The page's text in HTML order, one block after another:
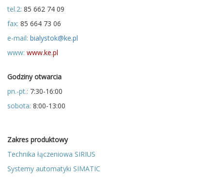
tel.2: 85 662 74 09
fax: 85 664 73 06
e-mail: bialystok@ke.pl
www: www.ke.pl
Godziny otwarcia
pn.-pt.: 7:30-16:00
sobota: 8:00-13:00
Zakres produktowy
Technika łączeniowa SIRIUS
Systemy automatyki SIMATIC